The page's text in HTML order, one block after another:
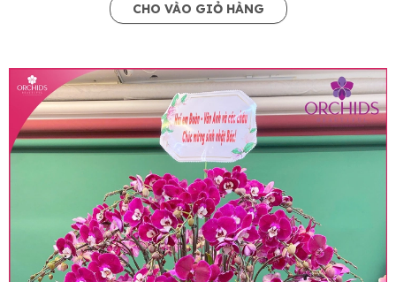
CHO VÀO GIỎ HÀNG